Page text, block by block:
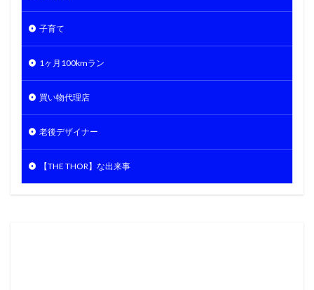
子育て
1ヶ月100kmラン
買い物代理店
老後デザイナー
【THE THOR】な出来事